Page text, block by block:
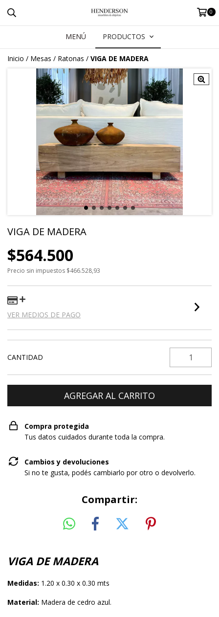
0
MENÚ PRODUCTOS
Inicio / Mesas / Ratonas / VIGA DE MADERA
VIGA DE MADERA
$564.500
Precio sin impuestos $466.528,93
VER MEDIOS DE PAGO
CANTIDAD
Compra protegida
Tus datos cuidados durante toda la compra.
Cambios y devoluciones
Si no te gusta, podés cambiarlo por otro o devolverlo.
Compartir:
VIGA DE MADERA
Medidas: 1.20 x 0.30 x 0.30 mts
Material: Madera de cedro azul.